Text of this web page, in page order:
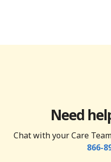
Need
Chat with your Care
866-